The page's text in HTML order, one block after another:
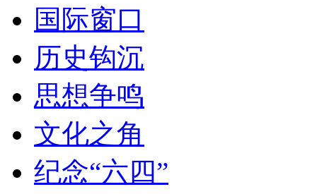
国际窗口
历史钩沉
思想争鸣
文化之角
纪念“六四”